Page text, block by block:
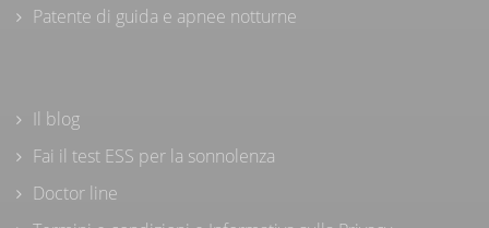
Patente di guida e apnee notturne
Il blog
Fai il test ESS per la sonnolenza
Doctor line